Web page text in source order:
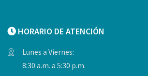
HORARIO DE ATENCIÓN
Lunes a Viernes:
8:30 a.m. a 5:30 p.m.